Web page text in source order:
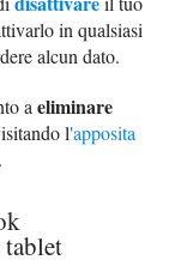
in qualsiasi
alcun dato.
aeliminare
l'apposita